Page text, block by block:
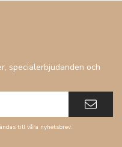
specialerbjudanden och
till våra nyhetsbrev.